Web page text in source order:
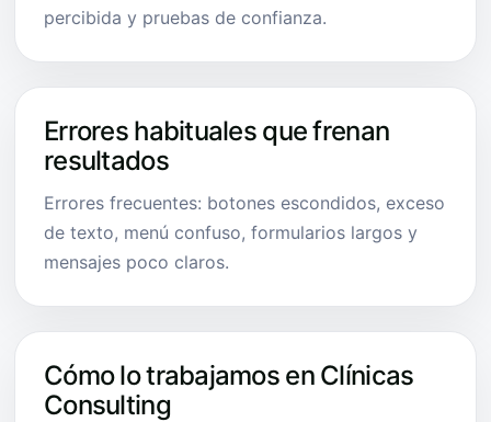
percibida y pruebas de confianza.
Errores habituales que frenan
resultados
Errores frecuentes: botones escondidos, exceso
de texto, menú confuso, formularios largos y
mensajes poco claros.
Cómo lo trabajamos en Clínicas
Consulting